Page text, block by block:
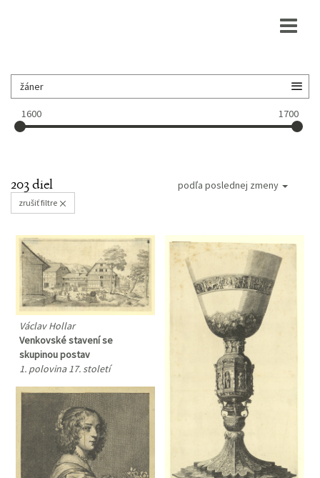
1600 1700
203 diel
zrušiť filtre
podľa poslednej zmeny
Václav Hollar
Venkovské stavení se
skupinou postav
1. polovina 17. století